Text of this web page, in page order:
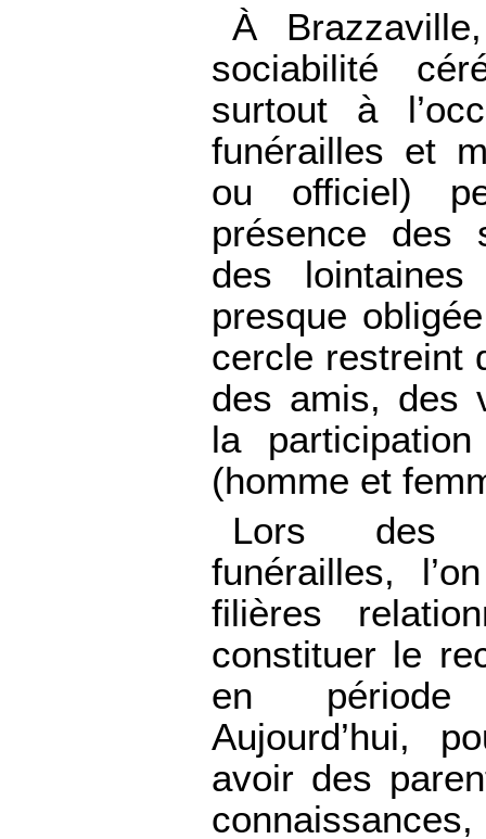
À
sociabilité
surtout à
funérailles et
ou officiel)
présence des
des lointaines
presque
cercle restreint
des amis, des
la
(homme et
Lors des
funérailles,
filières
constituer le
en
Aujourd’hui,
avoir des